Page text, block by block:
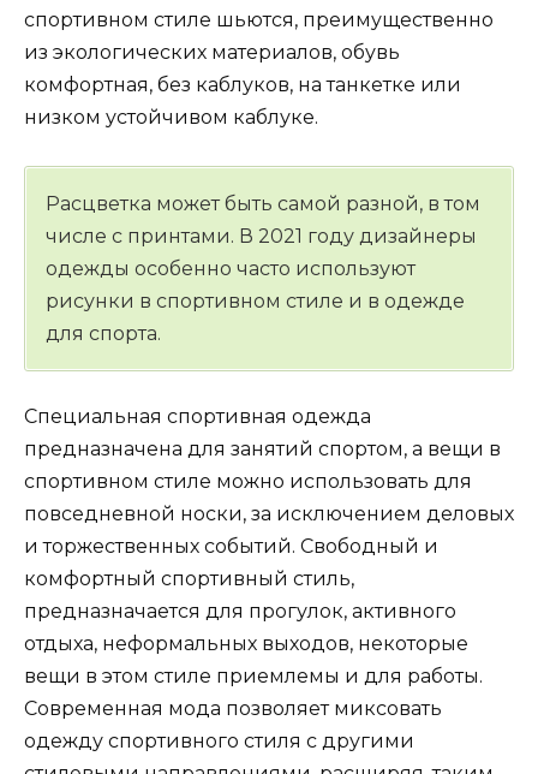
спортивном стиле шьются, преимущественно
из экологических материалов, обувь
комфортная, без каблуков, на танкетке или
низком устойчивом каблуке.
Расцветка может быть самой разной, в том
числе с принтами. В 2021 году дизайнеры
одежды особенно часто используют
рисунки в спортивном стиле и в одежде
для спорта.
Специальная спортивная одежда
предназначена для занятий спортом, а вещи в
спортивном стиле можно использовать для
повседневной носки, за исключением деловых
и торжественных событий. Свободный и
комфортный спортивный стиль,
предназначается для прогулок, активного
отдыха, неформальных выходов, некоторые
вещи в этом стиле приемлемы и для работы.
Современная мода позволяет миксовать
одежду спортивного стиля с другими